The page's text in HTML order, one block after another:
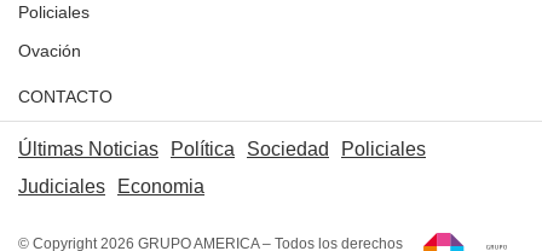
Policiales
Ovación
CONTACTO
Últimas Noticias Política Sociedad
Policiales
Judiciales
Economia
© Copyright 2026 GRUPO AMERICA – Todos los derechos